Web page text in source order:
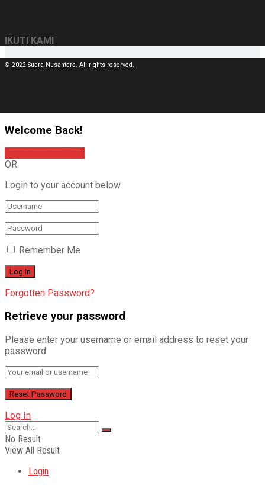
IKUTI KAMI
© 2022 Suara Nusantara. All rights reserved.
Welcome Back!
OR
Login to your account below
Remember Me
Forgotten Password?
Retrieve your password
Please enter your username or email address to reset your
password.
Log In
No Result
View All Result
Login